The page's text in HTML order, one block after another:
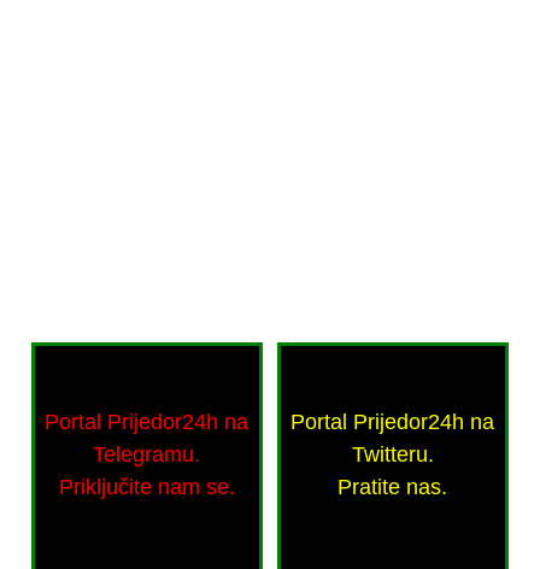
Portal Prijedor24h na
Telegramu.
Priključite nam se.
Portal Prijedor24h na
Twitteru.
Pratite nas.